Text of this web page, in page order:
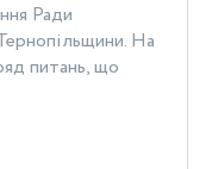
Ради
На
питань, що